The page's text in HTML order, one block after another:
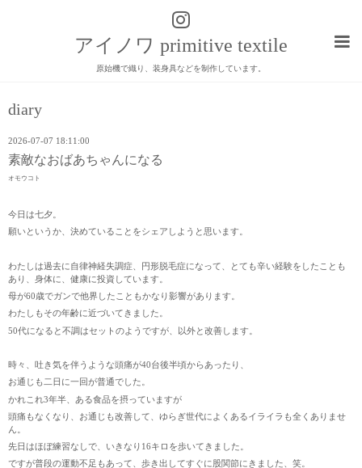
アイノワ primitive textile
原始機で織り、装身具などを制作しています。
diary
2026-07-07 18:11:00
素敵なおばあちゃんになる
オモウコト
今日は七夕。
願いというか、決めていることをシェアしようと思います。
わたしは過去に自律神経失調症、円形脱毛症になって、とても辛い経験をしたことも
あり、身体に、健康に投資しています。
母が60歳でガンで他界したこともかなり影響があります。
わたしもその年齢に近づいてきました。
50代になると不調はセットのようですが、以外と改善します。
時々、吐き気を伴うような頭痛が40台後半頃からあったり、
お通じも二日に一回が普通でした。
かれこれ3年半、ある食品を摂っていますが
頭痛もなくなり、お通じも改善して、ゆらぎ世代によくあるイライラも全くありませ
ん。
先日はほぼ練習なしで、いきなり16キロを歩いてきました。
ですが普段の運動不足もあって、歩き出してすぐに股関節にきました、笑。